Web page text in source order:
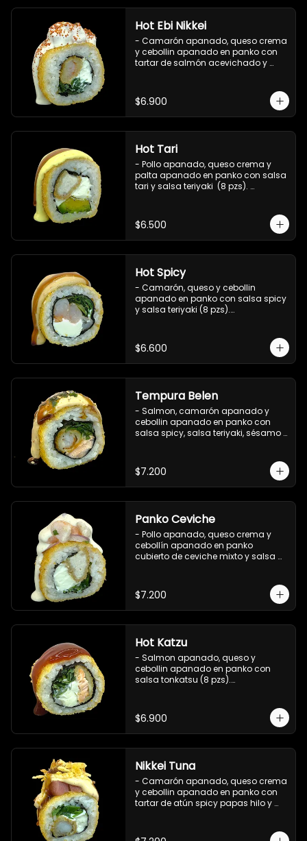
Hot Ebi Nikkei
- Camarón apanado, queso crema
y cebollin apanado en panko con
tartar de salmón acevichado y
$6.900
Hot Tari
- Pollo apanado, queso crema y
palta apanado en panko con salsa
tari y salsa teriyaki  (8 pzs).
$6.500
Hot Spicy
- Camarón, queso y cebollin
apanado en panko con salsa spicy
y salsa teriyaki (8 pzs).
$6.600
Tempura Belen
- Salmon, camarón apanado y
cebollin apanado en panko con
salsa spicy, salsa teriyaki, sésamo
$7.200
Panko Ceviche
- Pollo apanado, queso crema y
cebollín apanado en panko
cubierto de ceviche mixto y salsa
$7.200
Hot Katzu
- Salmon apanado, queso y
cebollin apanado en panko con
salsa tonkatsu (8 pzs).
$6.900
Nikkei Tuna
- Camarón apanado, queso crema
y cebollin apanado en panko con
tartar de atún spicy papas hilo y